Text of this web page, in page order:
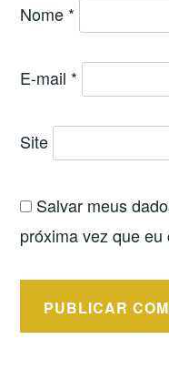
Nome *
E-mail *
Site
Salvar meus
próxima vez que eu